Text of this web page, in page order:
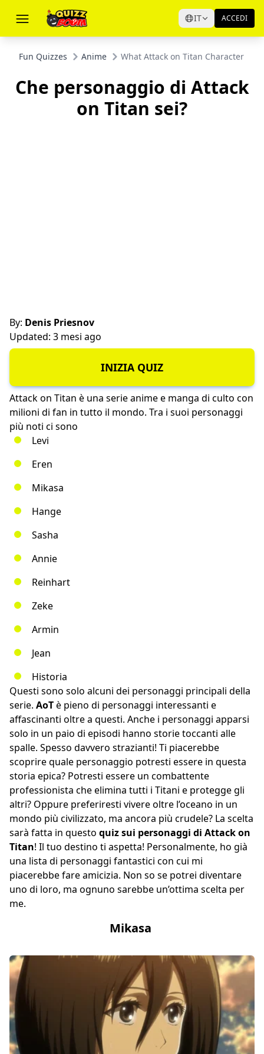
IT ACCEDI
Fun Quizzes Anime What Attack on Titan Character Are
Che personaggio di Attack
on Titan sei?
By: Denis Priesnov
Updated: 3 mesi ago
INIZIA QUIZ
Attack on Titan è una serie anime e manga di culto con
milioni di fan in tutto il mondo. Tra i suoi personaggi
più noti ci sono
Levi
Eren
Mikasa
Hange
Sasha
Annie
Reinhart
Zeke
Armin
Jean
Historia
Questi sono solo alcuni dei personaggi principali della
serie. AoTè pieno di personaggi interessanti e
affascinanti oltre a questi. Anche i personaggi apparsi
solo in un paio di episodi hanno storie toccanti alle
spalle. Spesso davvero strazianti! Ti piacerebbe
scoprire quale personaggio potresti essere in questa
storia epica? Potresti essere un combattente
professionista che elimina tutti i Titani e protegge gli
altri? Oppure preferiresti vivere oltre l’oceano in un
mondo più civilizzato, ma ancora più crudele? La scelta
sarà fatta in questo quiz sui personaggi di Attack on
Titan! Il tuo destino ti aspetta! Personalmente, ho già
una lista di personaggi fantastici con cui mi
piacerebbe fare amicizia. Non so se potrei diventare
uno di loro, ma ognuno sarebbe un’ottima scelta per
me.
Mikasa